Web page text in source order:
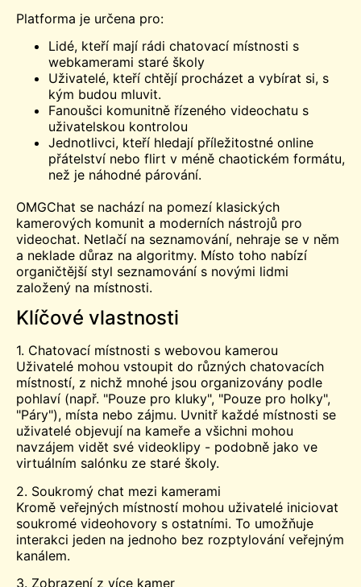
Platforma je určena pro:
Lidé, kteří mají rádi chatovací místnosti s
webkamerami staré školy
Uživatelé, kteří chtějí procházet a vybírat si, s
kým budou mluvit.
Fanoušci komunitně řízeného videochatu s
uživatelskou kontrolou
Jednotlivci, kteří hledají příležitostné online
přátelství nebo flirt v méně chaotickém formátu,
než je náhodné párování.
OMGChat se nachází na pomezí klasických
kamerových komunit a moderních nástrojů pro
videochat. Netlačí na seznamování, nehraje se v něm
a neklade důraz na algoritmy. Místo toho nabízí
organičtější styl seznamování s novými lidmi
založený na místnosti.
Klíčové vlastnosti
1. Chatovací místnosti s webovou kamerou
Uživatelé mohou vstoupit do různých chatovacích
místností, z nichž mnohé jsou organizovány podle
pohlaví (např. "Pouze pro kluky", "Pouze pro holky",
"Páry"), místa nebo zájmu. Uvnitř každé místnosti se
uživatelé objevují na kameře a všichni mohou
navzájem vidět své videoklipy - podobně jako ve
virtuálním salónku ze staré školy.
2. Soukromý chat mezi kamerami
Kromě veřejných místností mohou uživatelé iniciovat
soukromé videohovory s ostatními. To umožňuje
interakci jeden na jednoho bez rozptylování veřejným
kanálem.
3. Zobrazení z více kamer